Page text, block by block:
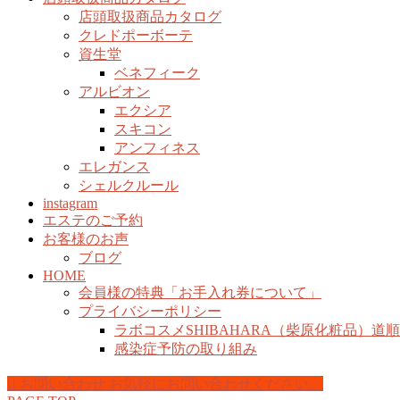
店頭取扱商品カタログ
クレドポーボーテ
資生堂
ベネフィーク
アルビオン
エクシア
スキコン
アンフィネス
エレガンス
シェルクルール
instagram
エステのご予約
お客様のお声
ブログ
HOME
会員様の特典「お手入れ券について」
プライバシーポリシー
ラボコスメSHIBAHARA（柴原化粧品）道順
感染症予防の取り組み
お問い合わせ お気軽にお問い合わせください。